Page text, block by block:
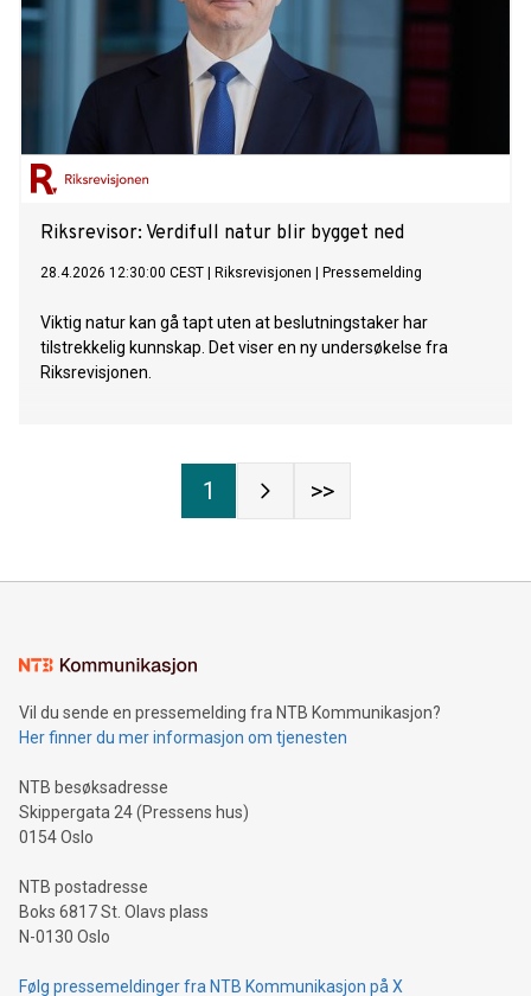
Riksrevisor: Verdifull natur blir bygget ned
28.4.2026 12:30:00 CEST Riksrevisjonen Pressemelding
Viktig natur kan gå tapt uten at beslutningstaker har
tilstrekkelig kunnskap. Det viser en ny undersøkelse fra
Riksrevisjonen.
1 >>
Vil du sende en pressemelding fra NTB Kommunikasjon?
Her finner du mer informasjon om tjenesten
NTB besøksadresse
Skippergata 24 (Pressens hus)
0154 Oslo
NTB postadresse
Boks 6817 St. Olavs plass
N-0130 Oslo
Følg pressemeldinger fra NTB Kommunikasjon på X